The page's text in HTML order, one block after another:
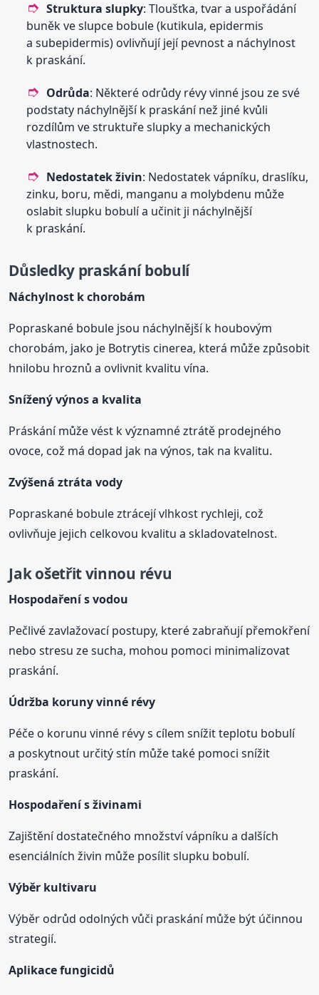
Struktura slupky: Tloušťka, tvar a uspořádání
buněk ve slupce bobule (kutikula, epidermis
a subepidermis) ovlivňují její pevnost a náchylnost
k praskání.
Odrůda: Některé odrůdy révy vinné jsou ze své
podstaty náchylnější k praskání než jiné kvůli
rozdílům ve struktuře slupky a mechanických
vlastnostech.
Nedostatek živin: Nedostatek vápníku, draslíku,
zinku, boru, mědi, manganu a molybdenu může
oslabit slupku bobulí a učinit ji náchylnější
k praskání.
Důsledky praskání bobulí
Náchylnost k chorobám
Popraskané bobule jsou náchylnější k houbovým
chorobám, jako je Botrytis cinerea, která může způsobit
hnilobu hroznů a ovlivnit kvalitu vína.
Snížený výnos a kvalita
Práskání může vést k významné ztrátě prodejného
ovoce, což má dopad jak na výnos, tak na kvalitu.
Zvýšená ztráta vody
Popraskané bobule ztrácejí vlhkost rychleji, což
ovlivňuje jejich celkovou kvalitu a skladovatelnost.
Jak ošetřit vinnou révu
Hospodaření s vodou
Pečlivé zavlažovací postupy, které zabraňují přemokření
nebo stresu ze sucha, mohou pomoci minimalizovat
praskání.
Údržba koruny vinné révy
Péče o korunu vinné révy s cílem snížit teplotu bobulí
a poskytnout určitý stín může také pomoci snížit
praskání.
Hospodaření s živinami
Zajištění dostatečného množství vápníku a dalších
esenciálních živin může posílit slupku bobulí.
Výběr kultivaru
Výběr odrůd odolných vůči praskání může být účinnou
strategií.
Aplikace fungicidů